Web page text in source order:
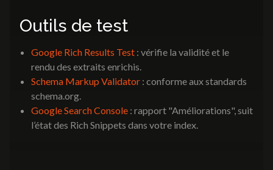
Outils de test
Google Rich Results Test : vérifie la validité et le
rendu des extraits enrichis.
Schema Markup Validator : conforme aux standards
schema.org.
Google Search Console : rapport "Améliorations", suit
l’état des Rich Snippets dans votre index.